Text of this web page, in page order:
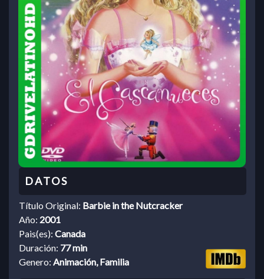
Título Original: Barbie in the Nutcracker
Año: 2001
Pais(es): Canada
Duración: 77 min
Genero: Animación, Familia